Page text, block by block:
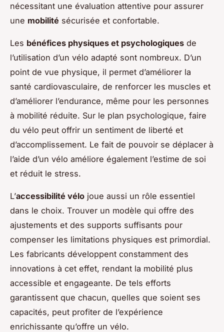
nécessitant une évaluation attentive pour assurer
une mobilité sécurisée et confortable.
Les bénéfices physiques et psychologiques de
l’utilisation d’un vélo adapté sont nombreux. D’un
point de vue physique, il permet d’améliorer la
santé cardiovasculaire, de renforcer les muscles et
d’améliorer l’endurance, même pour les personnes
à mobilité réduite. Sur le plan psychologique, faire
du vélo peut offrir un sentiment de liberté et
d’accomplissement. Le fait de pouvoir se déplacer à
l’aide d’un vélo améliore également l’estime de soi
et réduit le stress.
L’accessibilité vélo joue aussi un rôle essentiel
dans le choix. Trouver un modèle qui offre des
ajustements et des supports suffisants pour
compenser les limitations physiques est primordial.
Les fabricants développent constamment des
innovations à cet effet, rendant la mobilité plus
accessible et engageante. De tels efforts
garantissent que chacun, quelles que soient ses
capacités, peut profiter de l’expérience
enrichissante qu’offre un vélo.